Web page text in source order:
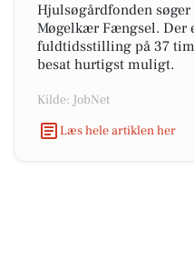
Hjulsøgårdfonden
Møgelkær Fængsel. Der
fuldtidsstilling på 37
besat hurtigst muligt.
Kilde: JobNet
Læs hele artiklen her